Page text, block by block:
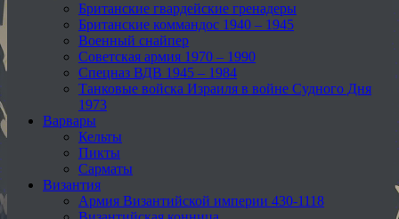
Британские гвардейские гренадеры
Британские коммандос 1940 – 1945
Военный снайпер
Советская армия 1970 – 1990
Спецназ ВДВ 1945 – 1984
Танковые войска Израиля в войне Судного Дня
1973
Варвары
Кельты
Пикты
Сарматы
Византия
Армия Византийской империи 430-1118